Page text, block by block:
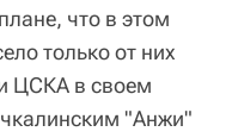
что в этом
только от них
ЦСКА в своем
"Анжи"